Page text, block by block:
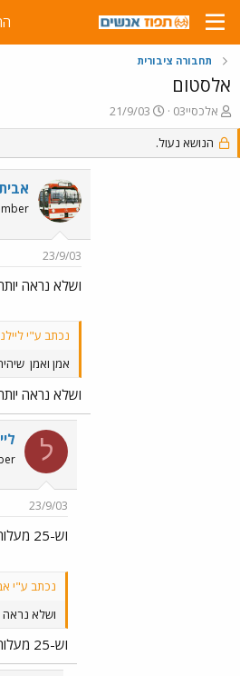
תחבורה ציבורית
אלסטום
פ
ו
ת
ח
אלכסיי03
פ
ו
ס
21/9/03
הנושא נעול.
23/9/03
ושלא נראה
נכתב ע"י
אמן ואמן
ושלא נראה
ל
23/9/03
וש-25 מעלות יקרא חמסין נוראי
נכתב ע"י
ושלא נראה
וש-25 מעלות יקרא חמסין נוראי